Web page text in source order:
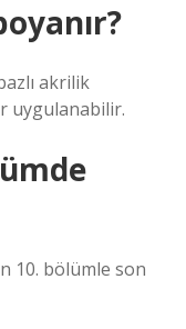
akrilik
uygulanabilir.
10. bölümle son